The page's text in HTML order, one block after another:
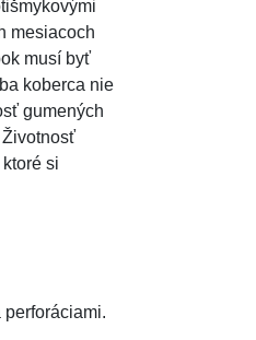
mesiacoch
musí byť
koberca nie
gumených
si